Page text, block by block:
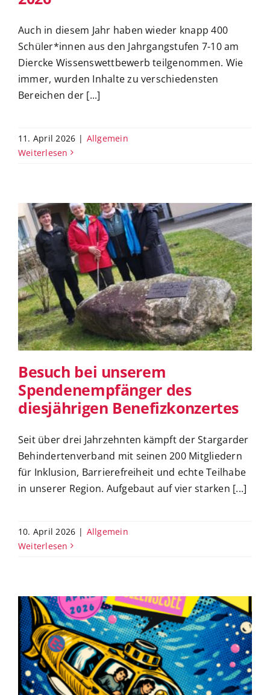
Auch in diesem Jahr haben wieder knapp 400
Schüler*innen aus den Jahrgangstufen 7-10 am
Diercke Wissenswettbewerb teilgenommen. Wie
immer, wurden Inhalte zu verschiedensten
Bereichen der [...]
11. April 2026 | Allgemein
Weiterlesen
Besuch bei unserem
Spendenempfänger des
diesjährigen Benefizkonzertes
Besuch bei unserem
Spendenempfänger des
diesjährigen Benefizkonzertes
​Seit über drei Jahrzehnten kämpft der Stargarder
Behindertenverband mit seinen 200 Mitgliedern
für Inklusion, Barrierefreiheit und echte Teilhabe
in unserer Region. Aufgebaut auf vier starken [...]
10. April 2026 | Allgemein
Weiterlesen
Der Kartenverkauf für das 53.
Benefizkonzert ist gestartet